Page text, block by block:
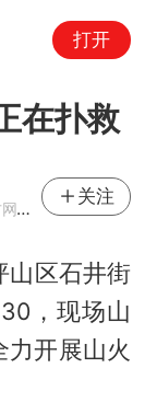
打开
在扑救
号
关注
山区石井街
，现场山
力开展山火